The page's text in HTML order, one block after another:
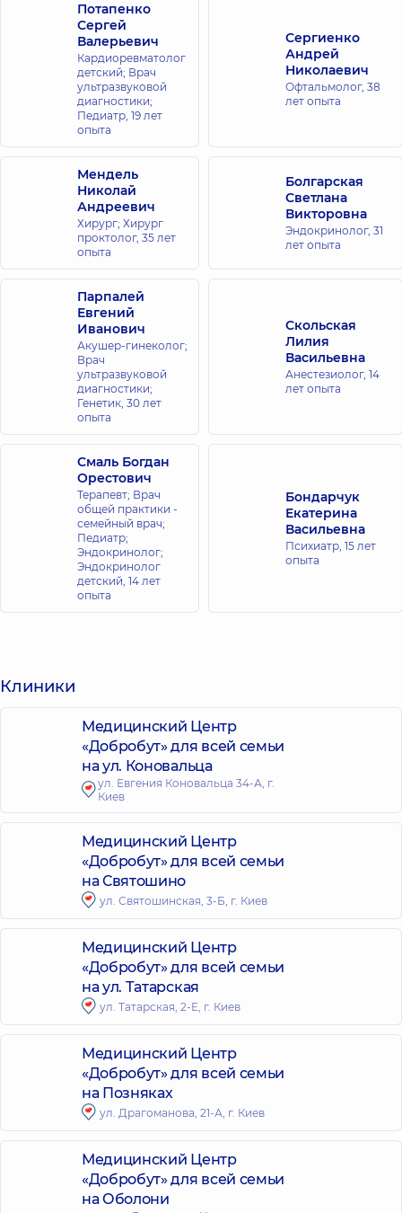
Потапенко
Сергей
Валерьевич
Кардиоревматолог
детский; Врач
ультразвуковой
диагностики;
Педиатр, 19 лет
опыта
Сергиенко
Андрей
Николаевич
Офтальмолог, 38
лет опыта
Мендель
Николай
Андреевич
Хирург; Хирург
проктолог, 35 лет
опыта
Болгарская
Светлана
Викторовна
Эндокринолог, 31
лет опыта
Парпалей
Евгений
Иванович
Акушер-гинеколог;
Врач
ультразвуковой
диагностики;
Генетик, 30 лет
опыта
Скольская
Лилия
Васильевна
Анестезиолог, 14
лет опыта
Смаль Богдан
Орестович
Терапевт; Врач
общей практики -
семейный врач;
Педиатр;
Эндокринолог;
Эндокринолог
детский, 14 лет
опыта
Бондарчук
Екатерина
Васильевна
Психиатр, 15 лет
опыта
Клиники
Медицинский Центр
«Добробут» для всей семьи
на ул. Коновальца
ул. Евгения Коновальца 34-А, г.
Киев
Медицинский Центр
«Добробут» для всей семьи
на Святошино
ул. Святошинская, 3-Б, г. Киев
Медицинский Центр
«Добробут» для всей семьи
на ул. Татарская
ул. Татарская, 2-Е, г. Киев
Медицинский Центр
«Добробут» для всей семьи
на Позняках
ул. Драгоманова, 21-А, г. Киев
Медицинский Центр
«Добробут» для всей семьи
на Оболони